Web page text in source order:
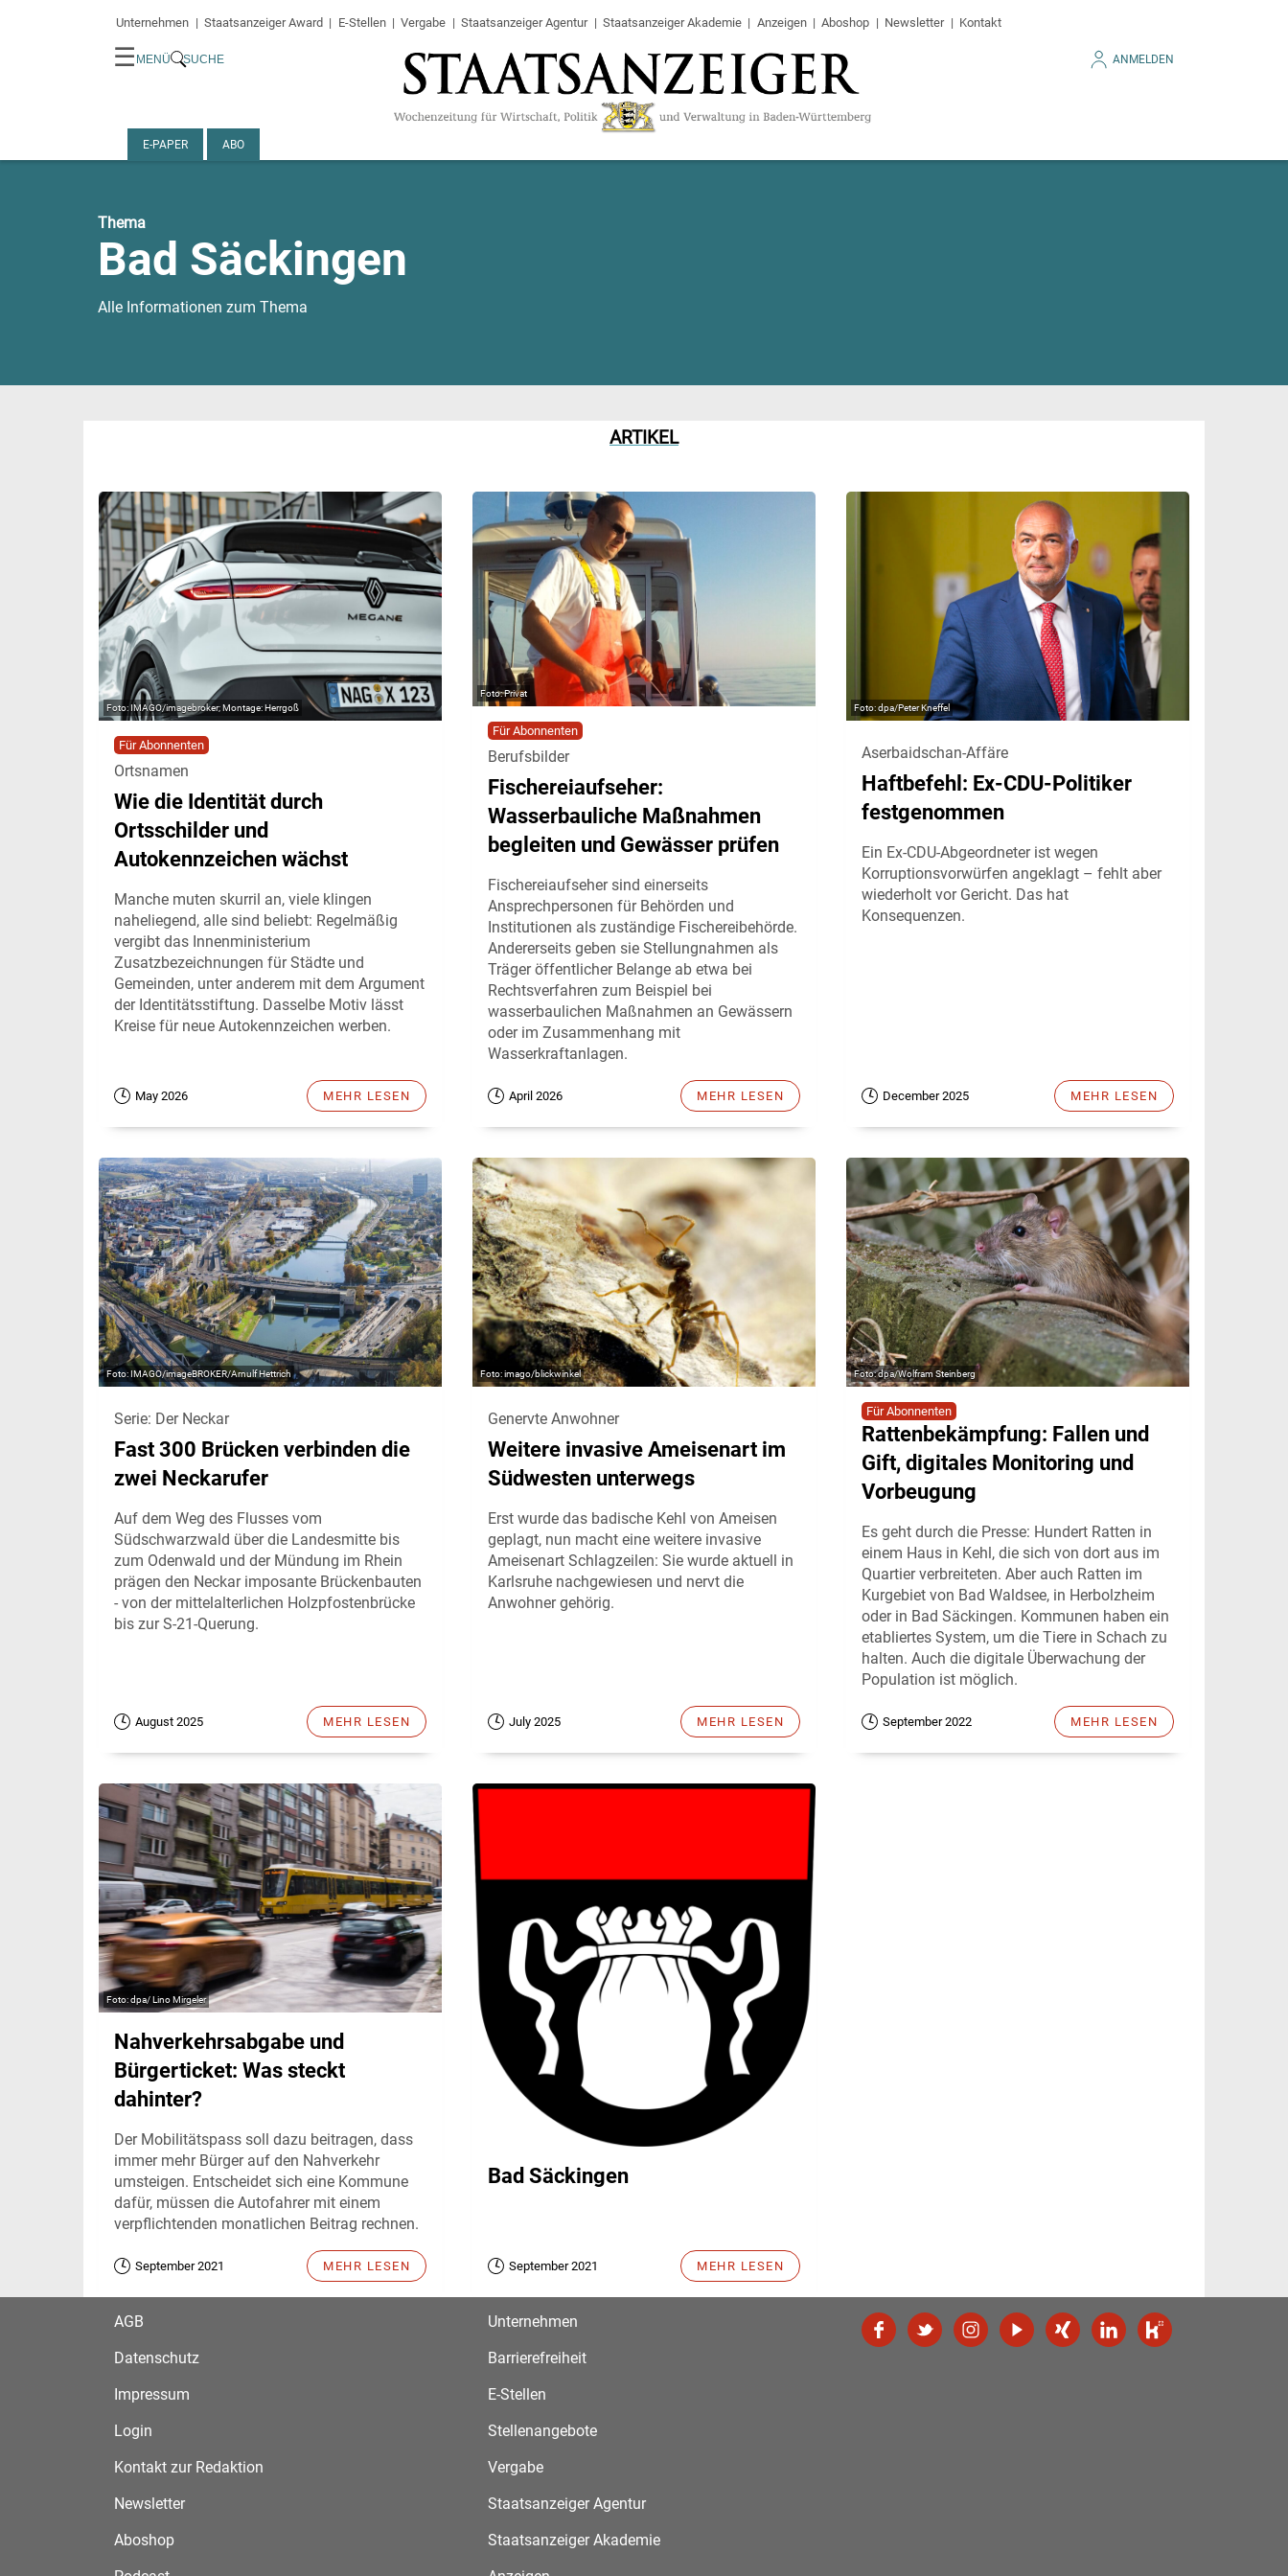
Unternehmen Staatsanzeiger Award E-Stellen Vergabe Staatsanzeiger Agentur Staatsanzeiger Akademie Anzeigen Aboshop Newsletter Kontakt
☰ MENÜ SUCHE ANMELDEN
E-PAPER ABO
Thema
Bad Säckingen
Alle Informationen zum Thema
ARTIKEL
IMAGO/imagebroker; Montage: Herrgoß
Für Abonnenten
Ortsnamen
Wie die Identität durch
Ortsschilder und
Autokennzeichen wächst
Manche muten skurril an, viele klingen
naheliegend, alle sind beliebt: Regelmäßig
vergibt das Innenministerium
Zusatzbezeichnungen für Städte und
Gemeinden, unter anderem mit dem Argument
der Identitätsstiftung. Dasselbe Motiv lässt
Kreise für neue Autokennzeichen werben.
May 2026 MEHR LESEN
Privat
Für Abonnenten
Berufsbilder
Fischereiaufseher:
Wasserbauliche Maßnahmen
begleiten und Gewässer prüfen
Fischereiaufseher sind einerseits
Ansprechpersonen für Behörden und
Institutionen als zuständige Fischereibehörde.
Andererseits geben sie Stellungnahmen als
Träger öffentlicher Belange ab etwa bei
Rechtsverfahren zum Beispiel bei
wasserbaulichen Maßnahmen an Gewässern
oder im Zusammenhang mit
Wasserkraftanlagen.
April 2026 MEHR LESEN
dpa/Peter Kneffel
Aserbaidschan-Affäre
Haftbefehl: Ex-CDU-Politiker
festgenommen
Ein Ex-CDU-Abgeordneter ist wegen
Korruptionsvorwürfen angeklagt – fehlt aber
wiederholt vor Gericht. Das hat
Konsequenzen.
December 2025 MEHR LESEN
IMAGO/imageBROKER/Arnulf Hettrich
Serie: Der Neckar
Fast 300 Brücken verbinden die
zwei Neckarufer
Auf dem Weg des Flusses vom
Südschwarzwald über die Landesmitte bis
zum Odenwald und der Mündung im Rhein
prägen den Neckar imposante Brückenbauten
- von der mittelalterlichen Holzpfostenbrücke
bis zur S-21-Querung.
August 2025 MEHR LESEN
imago/blickwinkel
Genervte Anwohner
Weitere invasive Ameisenart im
Südwesten unterwegs
Erst wurde das badische Kehl von Ameisen
geplagt, nun macht eine weitere invasive
Ameisenart Schlagzeilen: Sie wurde aktuell in
Karlsruhe nachgewiesen und nervt die
Anwohner gehörig.
July 2025 MEHR LESEN
dpa/Wolfram Steinberg
Für Abonnenten
Rattenbekämpfung: Fallen und
Gift, digitales Monitoring und
Vorbeugung
Es geht durch die Presse: Hundert Ratten in
einem Haus in Kehl, die sich von dort aus im
Quartier verbreiteten. Aber auch Ratten im
Kurgebiet von Bad Waldsee, in Herbolzheim
oder in Bad Säckingen. Kommunen haben ein
etabliertes System, um die Tiere in Schach zu
halten. Auch die digitale Überwachung der
Population ist möglich.
September 2022 MEHR LESEN
dpa/ Lino Mirgeler
Nahverkehrsabgabe und
Bürgerticket: Was steckt
dahinter?
Der Mobilitätspass soll dazu beitragen, dass
immer mehr Bürger auf den Nahverkehr
umsteigen. Entscheidet sich eine Kommune
dafür, müssen die Autofahrer mit einem
verpflichtenden monatlichen Beitrag rechnen.
September 2021 MEHR LESEN
Bad Säckingen
September 2021 MEHR LESEN
AGB
Datenschutz
Impressum
Login
Kontakt zur Redaktion
Newsletter
Aboshop
Unternehmen
Barrierefreiheit
E-Stellen
Stellenangebote
Vergabe
Staatsanzeiger Agentur
Staatsanzeiger Akademie